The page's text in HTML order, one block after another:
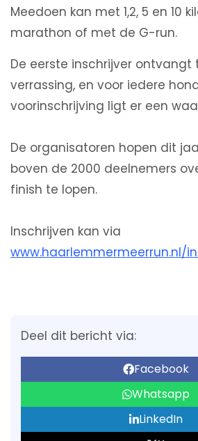
Meedoen kan met 1,2, 5 en 10
marathon of met de G-run.
De eerste inschrijver ontvangt
verrassing, en voor iedere
voorinschrijving ligt er een
De organisatoren hopen dit
boven de 2000 deelnemers
finish te lopen.
Inschrijven kan via
www.haarlemmermeerrun.nl/
Deel dit bericht via:
Facebook
Whatsapp
LinkedIn